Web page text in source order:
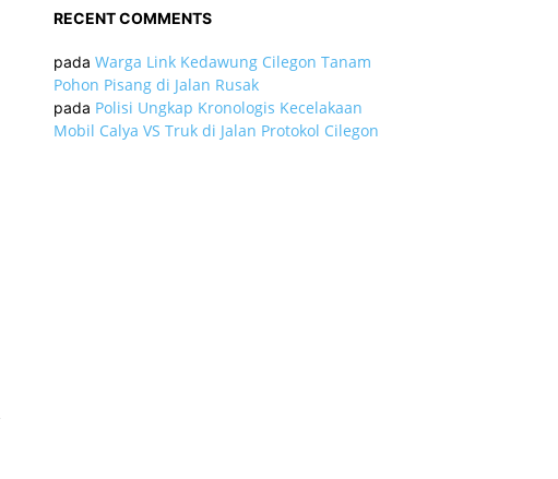
RECENT COMMENTS
pada Warga Link Kedawung Cilegon Tanam
Pohon Pisang di Jalan Rusak
pada Polisi Ungkap Kronologis Kecelakaan
Mobil Calya VS Truk di Jalan Protokol Cilegon